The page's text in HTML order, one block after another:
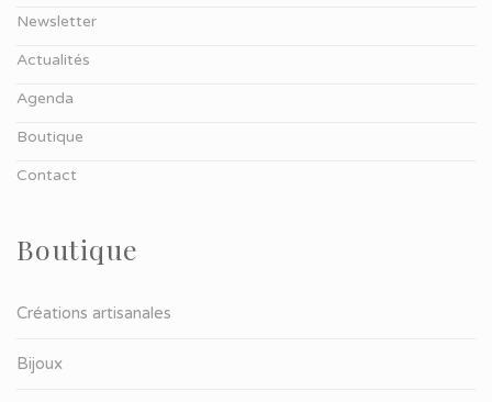
Newsletter
Actualités
Agenda
Boutique
Contact
Boutique
Créations artisanales
Bijoux